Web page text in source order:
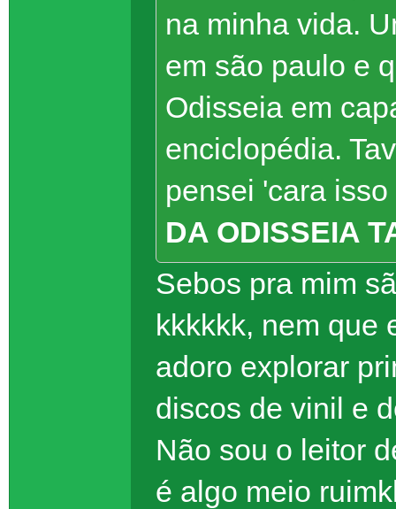
na minha vida.
em são paulo e
Odisseia em
enciclopédia.
pensei 'cara
DA ODISSEIA
Sebos pra mim
kkkkkk, nem que
adoro explorar
discos de vinil e
Não sou o leitor
é algo meio